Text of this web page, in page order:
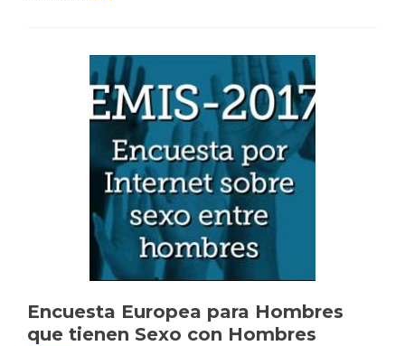
Encuesta Europea para Hombres
que tienen Sexo con Hombres